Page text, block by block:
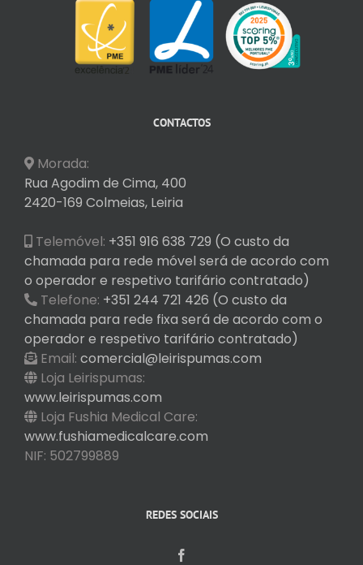
CONTACTOS
Morada:
Rua Agodim de Cima, 400
2420-169 Colmeias, Leiria
Telemóvel: +351 916 638 729 (O custo da
chamada para rede móvel será de acordo com
o operador e respetivo tarifário contratado)
Telefone: +351 244 721 426 (O custo da
chamada para rede fixa será de acordo com o
operador e respetivo tarifário contratado)
Email: comercial@leirispumas.com
Loja Leirispumas:
www.leirispumas.com
Loja Fushia Medical Care:
www.fushiamedicalcare.com
NIF: 502799889
REDES SOCIAIS